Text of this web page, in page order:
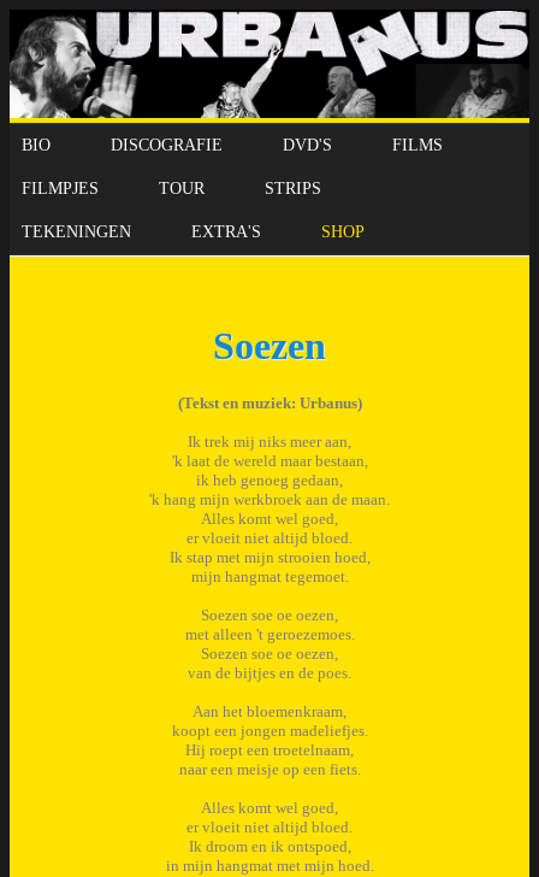
BIO DISCOGRAFIE DVD'S FILMS
FILMPJES TOUR STRIPS
TEKENINGEN EXTRA'S SHOP
Soezen
(Tekst en muziek: Urbanus)
Ik trek mij niks meer aan,
'k laat de wereld maar bestaan,
ik heb genoeg gedaan,
'k hang mijn werkbroek aan de maan.
Alles komt wel goed,
er vloeit niet altijd bloed.
Ik stap met mijn strooien hoed,
mijn hangmat tegemoet.
Soezen soe oe oezen,
met alleen 't geroezemoes.
Soezen soe oe oezen,
van de bijtjes en de poes.
Aan het bloemenkraam,
koopt een jongen madeliefjes.
Hij roept een troetelnaam,
naar een meisje op een fiets.
Alles komt wel goed,
er vloeit niet altijd bloed.
Ik droom en ik ontspoed,
in mijn hangmat met mijn hoed.